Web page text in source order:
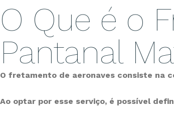
O Que é o
Pantanal
O fretamento de aeronaves consiste na
Ao optar por esse serviço, é possível